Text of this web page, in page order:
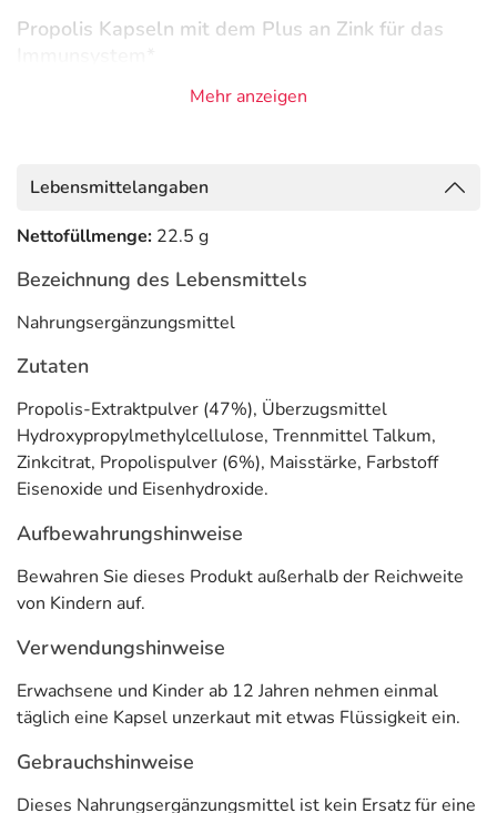
Propolis Kapseln mit dem Plus an Zink für das
Beecraft Propolis Kapseln plus sindhochdosiert
Zusätzlich ist das Spurenelement Zink enthalten, um den
Belastung, Stress oder während der Erkältungszeit
langfristigen Einnahme geeignet.
Was ist eigentlich Propolis?
Propolis ist
Die Bienen sammeln die harzige Substanz von Blüten und
Knospen verschiedener Bäume und verarbeiten sie unter
Zugabe von Fermenten, Pollen und Wachs zueinem
einzigartigen Naturstoff, dem Propolis. Die Bienen
Eindringen von Bakterien und der Ausbreitung von
Bienenstock im Inneren mit einer feinen Propolisschicht
überzogen.
Propolis setzt sich ausüber 300 verschiedenen
Naturstoffenzusammen. Nur ca. 60-100 g Propolis
können pro Jahr in einem Bienenstockgeerntetwerden.
Wert darauf, dass das Leben der Tiere, ähnlich wie bei
der Honigernte, nicht beeinträchtigt wird.
Mehr anzeigen
Lebensmittelangaben
Nettofüllmenge: 22.5 g
Bezeichnung des Lebensmittels
Nahrungsergänzungsmittel
Zutaten
Propolis-Extraktpulver (47%), Überzugsmittel
Hydroxypropylmethylcellulose, Trennmittel Talkum,
Zinkcitrat, Propolispulver (6%), Maisstärke, Farbstoff
Eisenoxide und Eisenhydroxide.
Aufbewahrungshinweise
Bewahren Sie dieses Produkt außerhalb der Reichweite
von Kindern auf.
Verwendungshinweise
Erwachsene und Kinder ab 12 Jahren nehmen einmal
täglich eine Kapsel unzerkaut mit etwas Flüssigkeit ein.
Gebrauchshinweise
Dieses Nahrungsergänzungsmittel ist kein Ersatz für eine